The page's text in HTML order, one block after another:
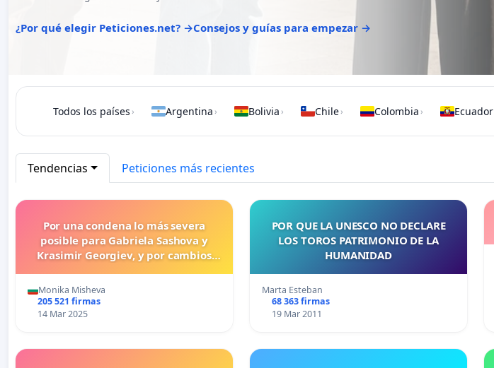
¿Por qué elegir Peticiones.net? →Consejos y guías para empezar →
Todos los países › Argentina › Bolivia › Chile› Colombia › Ecuador
Tendencias Peticiones más recientes
Por una condena lo más severa
posible para Gabriela Sashova y
Krasimir Georgiev, y por cambios
más duras para los crímenes
cometidos contra los animales.
Monika Misheva
205 521 firmas
14 Mar 2025
POR QUE LA UNESCO NO DECLARE
LOS TOROS PATRIMONIO DE LA
HUMANIDAD
Marta Esteban
68 363 firmas
19 Mar 2011